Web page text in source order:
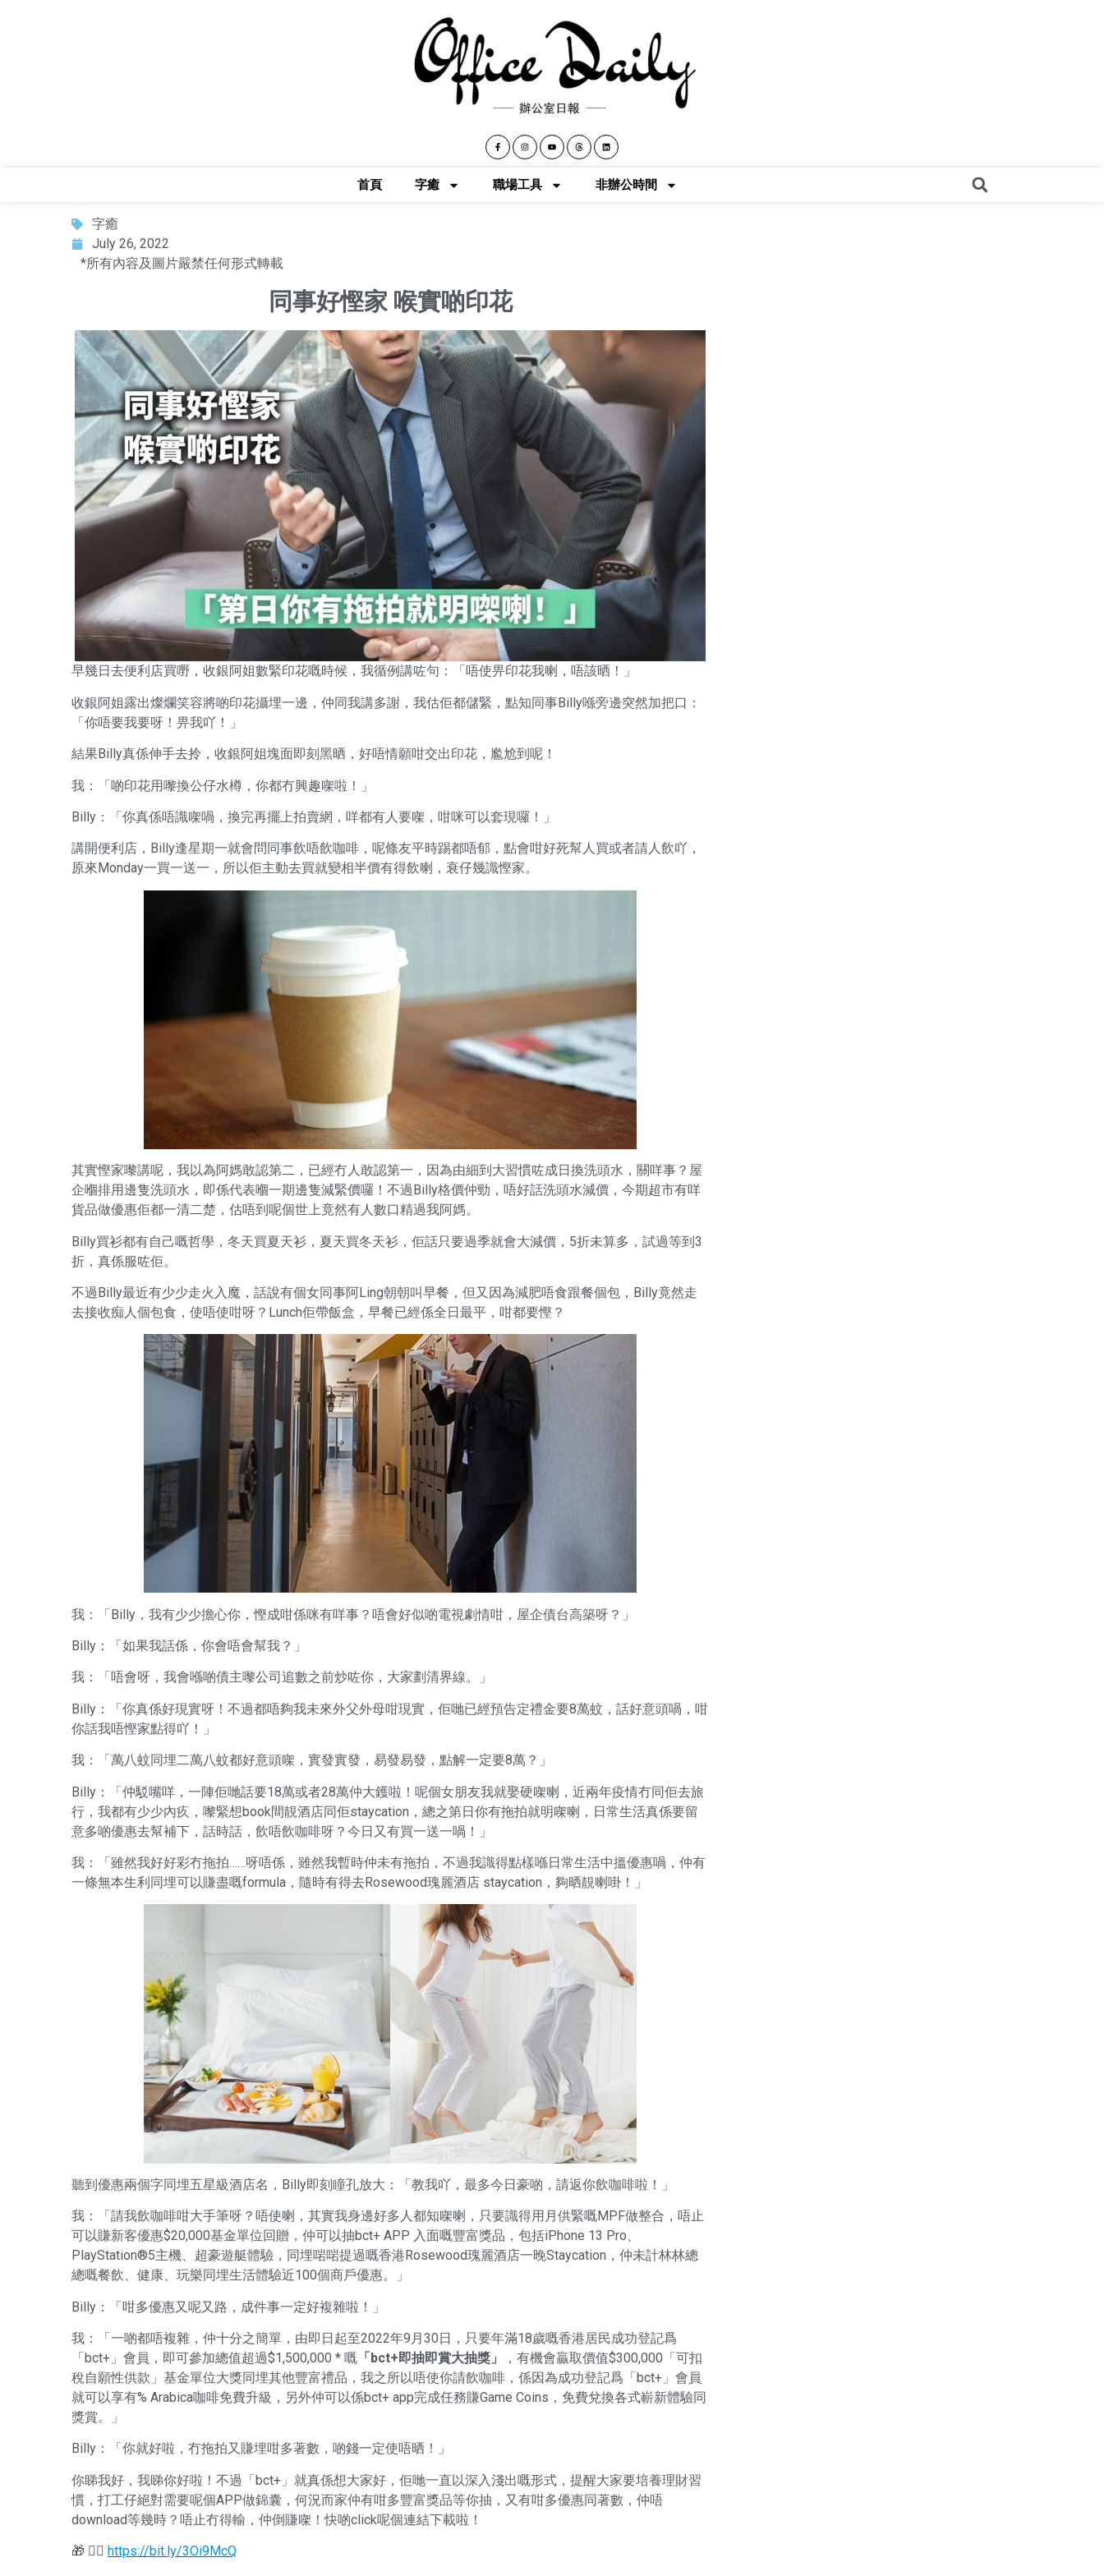
首頁 字癒 職場工具 非辦公時間
字癒
July 26, 2022
*所有內容及圖片嚴禁任何形式轉載
同事好慳家 喉實啲印花
早幾日去便利店買嘢，收銀阿姐數緊印花嘅時候，我循例講咗句：「唔使畀印花我喇，唔該晒！」
收銀阿姐露出燦爛笑容將啲印花攝埋一邊，仲同我講多謝，我估佢都儲緊，點知同事Billy喺旁邊突然加把口：
「你唔要我要呀！畀我吖！」
結果Billy真係伸手去拎，收銀阿姐塊面即刻黑晒，好唔情願咁交出印花，尷尬到呢！
我：「啲印花用嚟換公仔水樽，你都冇興趣㗎啦！」
Billy：「你真係唔識㗎喎，換完再擺上拍賣網，咩都有人要㗎，咁咪可以套現囉！」
講開便利店，Billy逢星期一就會問同事飲唔飲咖啡，呢條友平時踢都唔郁，點會咁好死幫人買或者請人飲吖，
原來Monday一買一送一，所以佢主動去買就變相半價有得飲喇，衰仔幾識慳家。
其實慳家嚟講呢，我以為阿媽敢認第二，已經冇人敢認第一，因為由細到大習慣咗成日換洗頭水，關咩事？屋
企嗰排用邊隻洗頭水，即係代表嗰一期邊隻減緊價囉！不過Billy格價仲勁，唔好話洗頭水減價，今期超市有咩
貨品做優惠佢都一清二楚，估唔到呢個世上竟然有人數口精過我阿媽。
Billy買衫都有自己嘅哲學，冬天買夏天衫，夏天買冬天衫，佢話只要過季就會大減價，5折未算多，試過等到3
折，真係服咗佢。
不過Billy最近有少少走火入魔，話說有個女同事阿Ling朝朝叫早餐，但又因為減肥唔食跟餐個包，Billy竟然走
去接收痴人個包食，使唔使咁呀？Lunch佢帶飯盒，早餐已經係全日最平，咁都要慳？
我：「Billy，我有少少擔心你，慳成咁係咪有咩事？唔會好似啲電視劇情咁，屋企債台高築呀？」
Billy：「如果我話係，你會唔會幫我？」
我：「唔會呀，我會喺啲債主嚟公司追數之前炒咗你，大家劃清界線。」
Billy：「你真係好現實呀！不過都唔夠我未來外父外母咁現實，佢哋已經預告定禮金要8萬蚊，話好意頭喎，咁
你話我唔慳家點得吖！」
我：「萬八蚊同埋二萬八蚊都好意頭㗎，實發實發，易發易發，點解一定要8萬？」
Billy：「仲駁嘴咩，一陣佢哋話要18萬或者28萬仲大鑊啦！呢個女朋友我就娶硬㗎喇，近兩年疫情冇同佢去旅
行，我都有少少內疚，嚟緊想book間靚酒店同佢staycation，總之第日你有拖拍就明㗎喇，日常生活真係要留
意多啲優惠去幫補下，話時話，飲唔飲咖啡呀？今日又有買一送一喎！」
我：「雖然我好好彩冇拖拍……呀唔係，雖然我暫時仲未有拖拍，不過我識得點樣喺日常生活中搵優惠喎，仲有
一條無本生利同埋可以賺盡嘅formula，隨時有得去Rosewood瑰麗酒店 staycation，夠晒靚喇啩！」
聽到優惠兩個字同埋五星級酒店名，Billy即刻瞳孔放大：「教我吖，最多今日豪啲，請返你飲咖啡啦！」
我：「請我飲咖啡咁大手筆呀？唔使喇，其實我身邊好多人都知㗎喇，只要識得用月供緊嘅MPF做整合，唔止
可以賺新客優惠$20,000基金單位回贈，仲可以抽bct+ APP 入面嘅豐富獎品，包括iPhone 13 Pro、
PlayStation®5主機、超豪遊艇體驗，同埋啱啱提過嘅香港Rosewood瑰麗酒店一晚Staycation，仲未計林林總
總嘅餐飲、健康、玩樂同埋生活體驗近100個商戶優惠。」
Billy：「咁多優惠又呢又路，成件事一定好複雜啦！」
我：「一啲都唔複雜，仲十分之簡單，由即日起至2022年9月30日，只要年滿18歲嘅香港居民成功登記爲
「bct+」會員，即可參加總值超過$1,500,000 * 嘅 「bct+即抽即賞大抽獎」
，有機會贏取價值$300,000「可扣
稅自願性供款」基金單位大獎同埋其他豐富禮品，我之所以唔使你請飲咖啡，係因為成功登記爲「bct+」會員
就可以享有% Arabica咖啡免費升級，另外仲可以係bct+ app完成任務賺Game Coins，免費兌換各式嶄新體驗同
獎賞。」
Billy：「你就好啦，冇拖拍又賺埋咁多著數，啲錢一定使唔晒！」
你睇我好，我睇你好啦！不過「bct+」就真係想大家好，佢哋一直以深入淺出嘅形式，提醒大家要培養理財習
慣，打工仔絕對需要呢個APP做錦囊，何況而家仲有咁多豐富獎品等你抽，又有咁多優惠同著數，仲唔
download等幾時？唔止冇得輸，仲倒賺㗎！快啲click呢個連結下載啦！
🎁 👉🏻 https://bit.ly/3Oi9McQ